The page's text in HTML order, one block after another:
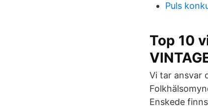
Puls
Top 10
Vi tar ansvar
Enskede